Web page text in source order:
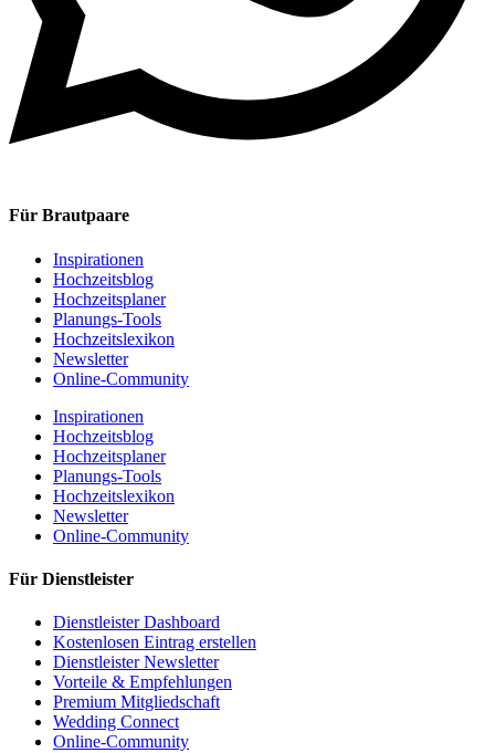
Für Brautpaare
Inspirationen
Hochzeitsblog
Hochzeitsplaner
Planungs-Tools
Hochzeitslexikon
Newsletter
Online-Community
Inspirationen
Hochzeitsblog
Hochzeitsplaner
Planungs-Tools
Hochzeitslexikon
Newsletter
Online-Community
Für Dienstleister
Dienstleister Dashboard
Kostenlosen Eintrag erstellen
Dienstleister Newsletter
Vorteile & Empfehlungen
Premium Mitgliedschaft
Wedding Connect
Online-Community